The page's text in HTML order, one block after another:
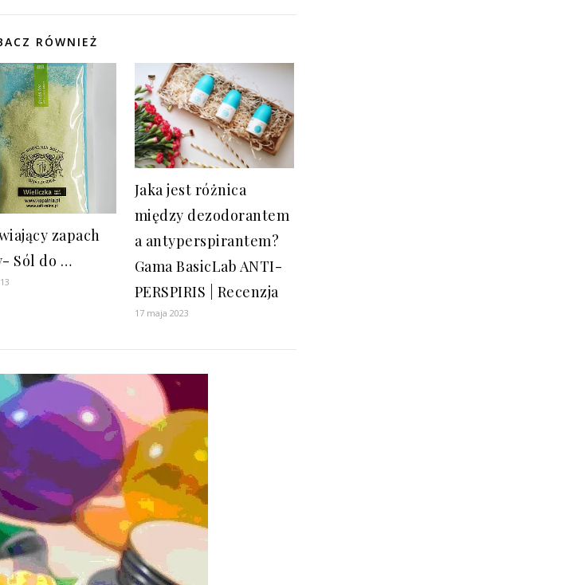
RÓWNIEŻ
zapach
Sól do …
Jaka jest różnica
między dezodorantem
a antyperspirantem?
Gama BasicLab ANTI-
PERSPIRIS | Recenzja
17 maja 2023